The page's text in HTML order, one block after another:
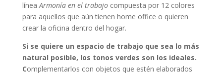
líneaArmonía en el trabajocompuesta por 12 colores
para aquellos que aún tienen home office o quieren
crear la oficina dentro del hogar.
Si se quiere un espacio de trabajo que sea lo más
natural posible, los tonos verdes son los ideales.
Complementarlos con objetos que estén elaborados